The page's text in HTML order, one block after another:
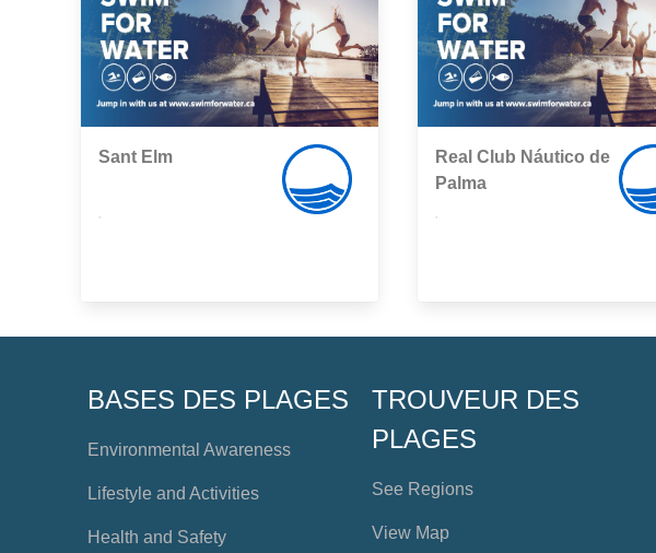
Sant Elm
Real Club Náutico de
Palma
BASES DES PLAGES
Environmental Awareness
Lifestyle and Activities
Health and Safety
TROUVEUR DES
PLAGES
See Regions
View Map